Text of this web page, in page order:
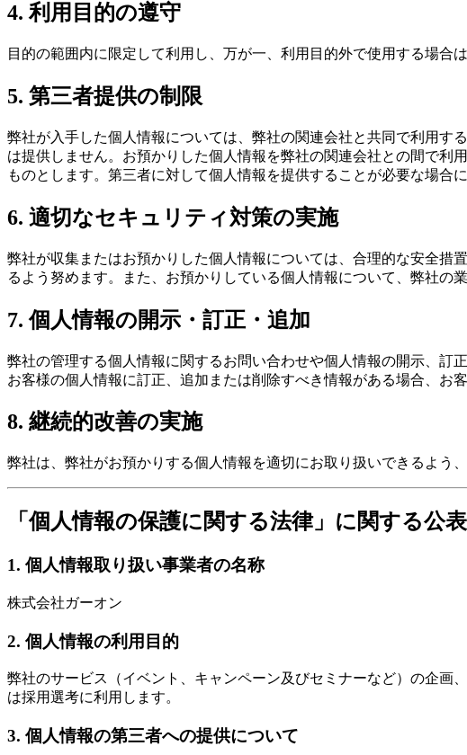
4. 利用目的の遵守
目的の範囲内に限定して利用し、万が一、利用目的外で使用する場合
5. 第三者提供の制限
弊社が入手した個人情報については、弊社の関連会社と共同で利用す
は提供しません。お預かりした個人情報を弊社の関連会社との間で利
ものとします。第三者に対して個人情報を提供することが必要な場合
6. 適切なセキュリティ対策の実施
弊社が収集またはお預かりした個人情報については、合理的な安全措
るよう努めます。また、お預かりしている個人情報について、弊社の
7. 個人情報の開示・訂正・追加
弊社の管理する個人情報に関するお問い合わせや個人情報の開示、訂
お客様の個人情報に訂正、追加または削除すべき情報がある場合、お
8. 継続的改善の実施
弊社は、弊社がお預かりする個人情報を適切にお取り扱いできるよう
「個人情報の保護に関する法律」に関する公
1. 個人情報取り扱い事業者の名称
株式会社ガーオン
2. 個人情報の利用目的
弊社のサービス（イベント、キャンペーン及びセミナーなど）の企画
は採用選考に利用します。
3. 個人情報の第三者への提供について